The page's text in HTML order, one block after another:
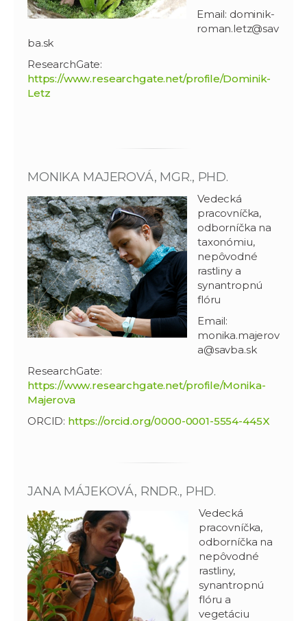
Email: dominik-
roman.letz@sav
ba.sk
ResearchGate:
https://www.researchgate.net/profile/Dominik-
Letz
MONIKA MAJEROVÁ, MGR., PHD.
Vedecká
pracovníčka,
odborníčka na
taxonómiu,
nepôvodné
rastliny a
synantropnú
flóru
Email:
monika.majerov
a@savba.sk
ResearchGate:
https://www.researchgate.net/profile/Monika-
Majerova
ORCID: https://orcid.org/0000-0001-5554-445X
JANA MÁJEKOVÁ, RNDR., PHD.
Vedecká
pracovníčka,
odborníčka na
nepôvodné
rastliny,
synantropnú
flóru a
vegetáciu